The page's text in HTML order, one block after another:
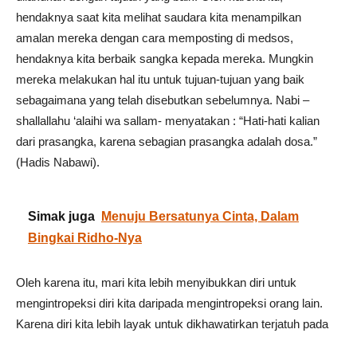
hendaknya saat kita melihat saudara kita menampilkan
amalan mereka dengan cara memposting di medsos,
hendaknya kita berbaik sangka kepada mereka. Mungkin
mereka melakukan hal itu untuk tujuan-tujuan yang baik
sebagaimana yang telah disebutkan sebelumnya. Nabi –
shallallahu ‘alaihi wa sallam- menyatakan : “Hati-hati kalian
dari prasangka, karena sebagian prasangka adalah dosa.”
(Hadis Nabawi).
Simak juga
Menuju Bersatunya Cinta, Dalam
Bingkai Ridho-Nya
Oleh karena itu, mari kita lebih menyibukkan diri untuk
mengintropeksi diri kita daripada mengintropeksi orang lain.
Karena diri kita lebih layak untuk dikhawatirkan terjatuh pada